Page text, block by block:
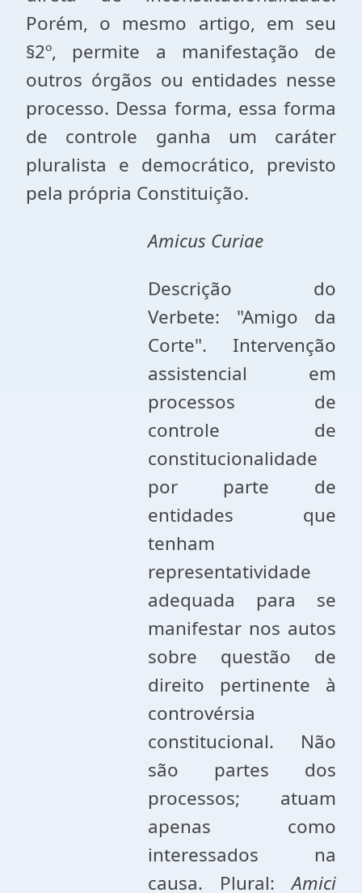
Porém, o mesmo artigo, em seu
§2º, permite a manifestação de
outros órgãos ou entidades nesse
processo. Dessa forma, essa forma
de controle ganha um caráter
pluralista e democrático, previsto
pela própria Constituição.
Amicus Curiae
Descrição do
Verbete: "Amigo da
Corte". Intervenção
assistencial em
processos de
controle de
constitucionalidade
por parte de
entidades que
tenham
representatividade
adequada para se
manifestar nos autos
sobre questão de
direito pertinente à
controvérsia
constitucional. Não
são partes dos
processos; atuam
apenas como
interessados na
causa. Plural:Amici